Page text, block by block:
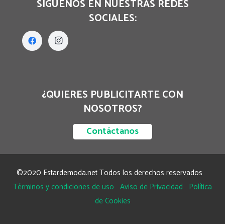
SÍGUENOS EN NUESTRAS REDES
SOCIALES:
¿QUIERES PUBLICITARTE CON
NOSOTROS?
Contáctanos
©2020 Estardemoda.net Todos los derechos reservados
Términos y condiciones de uso Aviso de Privacidad Política
de Cookies